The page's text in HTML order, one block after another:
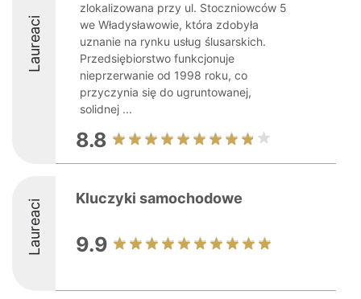
Laureaci
zlokalizowana przy ul. Stoczniowców 5
we Władysławowie, która zdobyła
uznanie na rynku usług ślusarskich.
Przedsiębiorstwo funkcjonuje
nieprzerwanie od 1998 roku, co
przyczynia się do ugruntowanej,
solidnej ...
8.8
Laureaci Kluczyki samochodowe
9.9